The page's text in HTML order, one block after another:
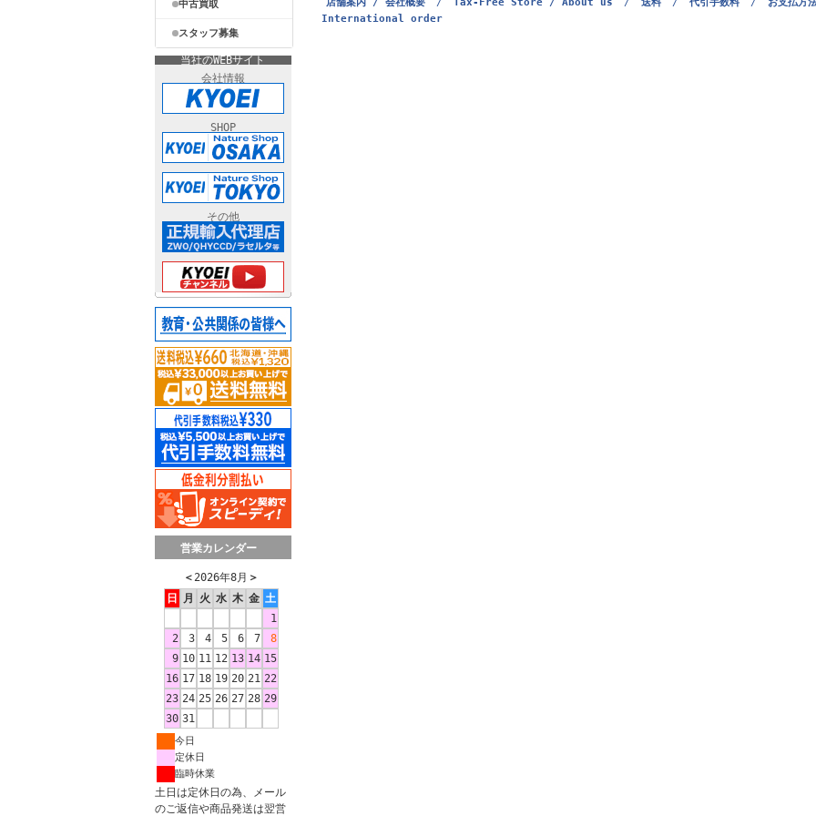
中古買取
スタッフ募集
当社のWEBサイト
会社情報
SHOP
その他
営業カレンダー
＜ 2026年8月 ＞
日
月 火 水 木 金 土
1
2
3 4 5 6 7
8
9 10 11 12 13 14 15
16 17 18 19 20 21 22
23 24 25 26 27 28 29
30 31
今日
定休日
臨時休業
土日は定休日の為、メール
のご返信や商品発送は翌営
International order